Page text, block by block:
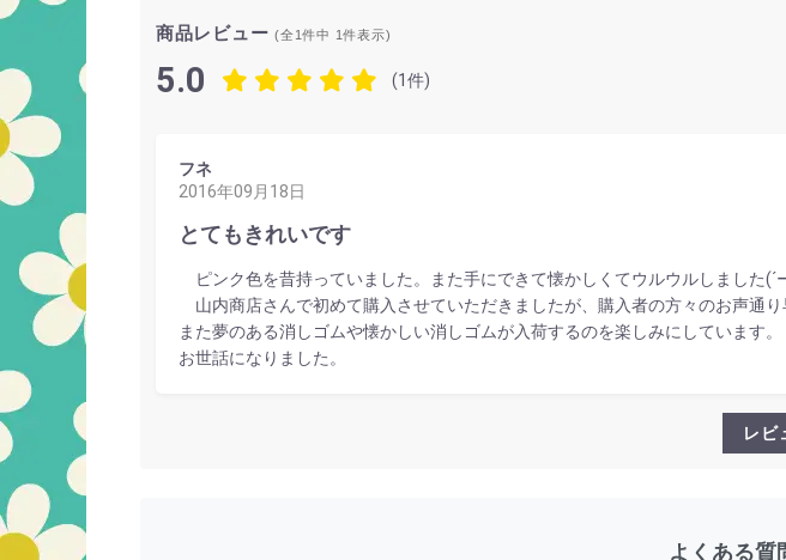
商品レビュー(全1件中 1件表示)
5.0 (1件)
フネ
2016年09月18日
とてもきれいです
ピンク色を昔持っていました。また手にできて懐かしくてウルウルしました(´
山内商店さんで初めて購入させていただきましたが、購入者の方々のお声通
また夢のある消しゴムや懐かしい消しゴムが入荷するのを楽しみにしています。
お世話になりました。
レビ
よくある質